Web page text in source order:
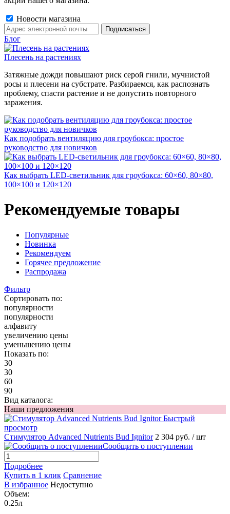
Новости магазина
Блог
Плесень на растениях
Затяжные дожди повышают риск серой гнили, мучнистой
росы и плесени на субстрате. Разбираемся, как распознать
проблему, спасти растение и не допустить повторного
заражения.
Как подобрать вентиляцию для гроубокса: простое
руководство для новичков
Как выбрать LED-светильник для гроубокса: 60×60, 80×80,
100×100 и 120×120
Рекомендуемые товары
Популярные
Новинка
Рекомендуем
Горячее предложение
Распродажа
Фильтр
Сортировать по:
популярности
популярности
алфавиту
увеличению цены
уменьшению цены
Показать по:
30
30
60
90
Вид каталога:
Наши предложения
Быстрый
просмотр
Стимулятор Advanced Nutrients Bud Ignitor 2 304 руб. / шт
Сообщить о поступлении
Подробнее
Купить в 1 клик Сравнение
В избранное Недоступно
Объем:
0.25л